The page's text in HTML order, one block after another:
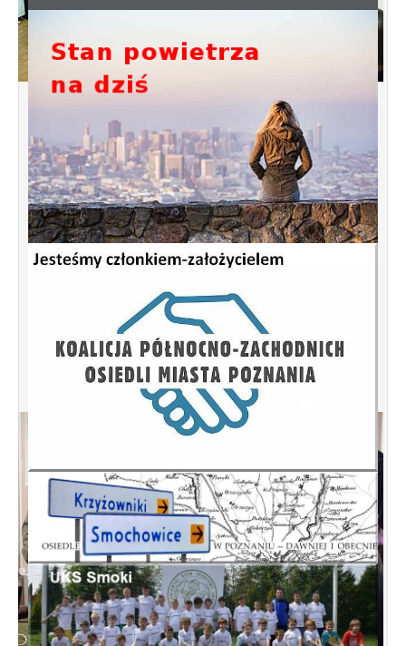
Spotkanie informacyjne w sprawie
budowy ulic Łebska, Łagowska,
Kociewska, Żukowska